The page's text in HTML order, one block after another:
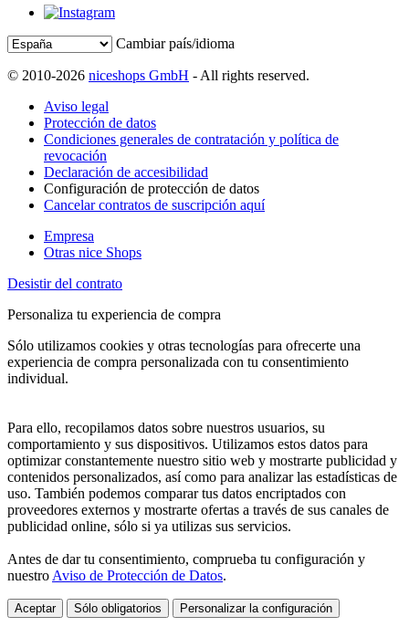
Cambiar país/idioma
© 2010-2026 niceshops GmbH - All rights reserved.
Aviso legal
Protección de datos
Condiciones generales de contratación y política de
revocación
Declaración de accesibilidad
Configuración de protección de datos
Cancelar contratos de suscripción aquí
Empresa
Otras nice Shops
Desistir del contrato
Personaliza tu experiencia de compra
Sólo utilizamos cookies y otras tecnologías para ofrecerte una
experiencia de compra personalizada con tu consentimiento
individual.
Para ello, recopilamos datos sobre nuestros usuarios, su
comportamiento y sus dispositivos. Utilizamos estos datos para
optimizar constantemente nuestro sitio web y mostrarte publicidad y
contenidos personalizados, así como para analizar las estadísticas de
uso. También podemos comparar tus datos encriptados con
proveedores externos y mostrarte ofertas a través de sus canales de
publicidad online, sólo si ya utilizas sus servicios.
Antes de dar tu consentimiento, comprueba tu configuración y
nuestro Aviso de Protección de Datos.
Aceptar Sólo obligatorios Personalizar la configuración